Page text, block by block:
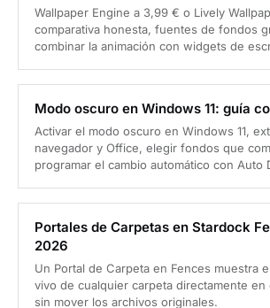
Wallpaper Engine a 3,99 € o Lively
comparativa honesta, fuentes de fondos
combinar la animación con widgets de
Modo oscuro en Windows 11: guía
Activar el modo oscuro en Windows 11,
navegador y Office, elegir fondos que
programar el cambio automático con Auto
Portales de Carpetas en Stardock
2026
Un Portal de Carpeta en Fences muestra
vivo de cualquier carpeta directamente
sin mover los archivos originales.